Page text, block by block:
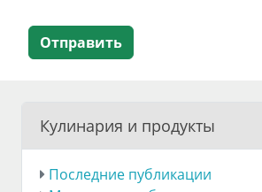
Отправить
Кулинария и продукты
Последние публикации